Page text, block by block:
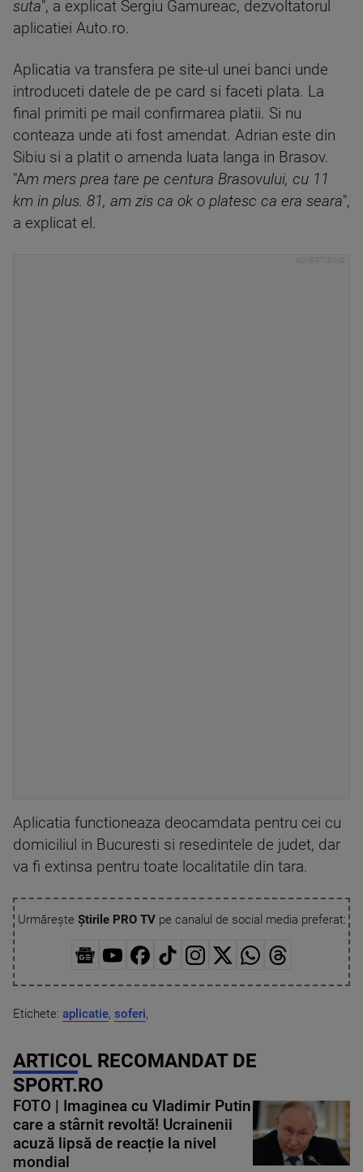
suta", a explicat Sergiu Gamureac, dezvoltatorul
aplicatiei Auto.ro.
Aplicatia va transfera pe site-ul unei banci unde
introduceti datele de pe card si faceti plata. La
final primiti pe mail confirmarea platii. Si nu
conteaza unde ati fost amendat. Adrian este din
Sibiu si a platit o amenda luata langa in Brasov.
"Am mers prea tare pe centura Brasovului, cu 11
km in plus. 81, am zis ca ok o platesc ca era seara",
a explicat el.
Aplicatia functioneaza deocamdata pentru cei cu
domiciliul in Bucuresti si resedintele de judet, dar
va fi extinsa pentru toate localitatile din tara.
Urmărește Știrile PRO TVpe canalul de social media preferat:
Etichete: aplicatie, soferi,
ARTICOL RECOMANDAT DE
SPORT.RO
FOTO | Imaginea cu Vladimir Putin
care a stârnit revoltă! Ucrainenii
acuză lipsă de reacție la nivel
mondial